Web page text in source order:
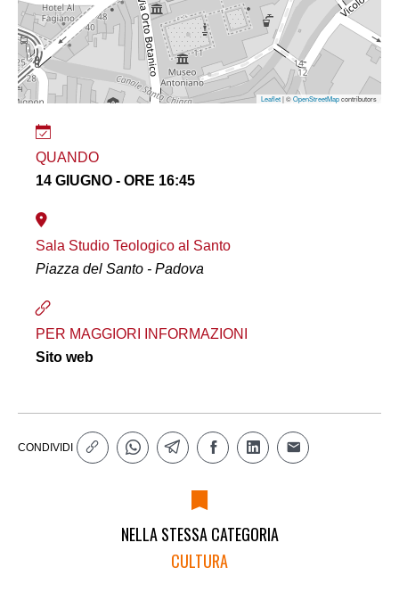
Leaflet| ©OpenStreetMapcontributors
QUANDO
14 GIUGNO - ORE 16:45
Sala Studio Teologico al Santo
Piazza del Santo - Padova
PER MAGGIORI INFORMAZIONI
Sito web
CONDIVIDI
NELLA STESSA CATEGORIA
CULTURA